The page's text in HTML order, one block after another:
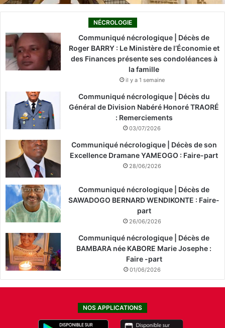
NÉCROLOGIE
Communiqué nécrologique | Décès de
Roger BARRY : Le Ministère de l’Économie et
des Finances présente ses condoléances à
la famille
il y a 1 semaine
Communiqué nécrologique | Décès du
Général de Division Nabéré Honoré TRAORÉ
: Remerciements
03/07/2026
Communiqué nécrologique | Décès de son
Excellence Dramane YAMEOGO : Faire-part
28/06/2026
Communiqué nécrologique | Décès de
SAWADOGO BERNARD WENDIKONTE : Faire-
part
26/06/2026
Communiqué nécrologique | Décès de
BAMBARA née KABORE Marie Josephe :
Faire -part
01/06/2026
NOS APPLICATIONS